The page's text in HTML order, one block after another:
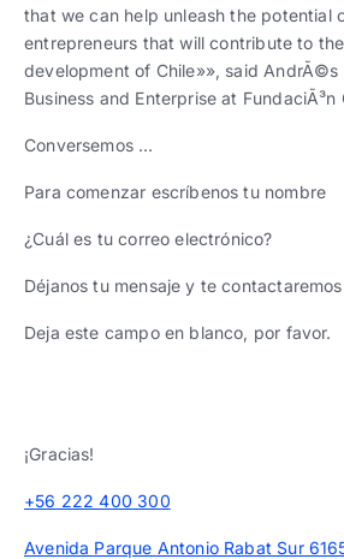
that we can help unleash the potential
entrepreneurs that will contribute to
development of Chile»», said AndrÃ©s
Business and Enterprise at FundaciÃ³n
Conversemos …
Para comenzar escríbenos tu nombre
¿Cuál es tu correo electrónico?
Déjanos tu mensaje y te
Deja este campo en blanco, por favor.
¡Gracias!
+56 222 400 300
Avenida Parque Antonio Rabat Sur